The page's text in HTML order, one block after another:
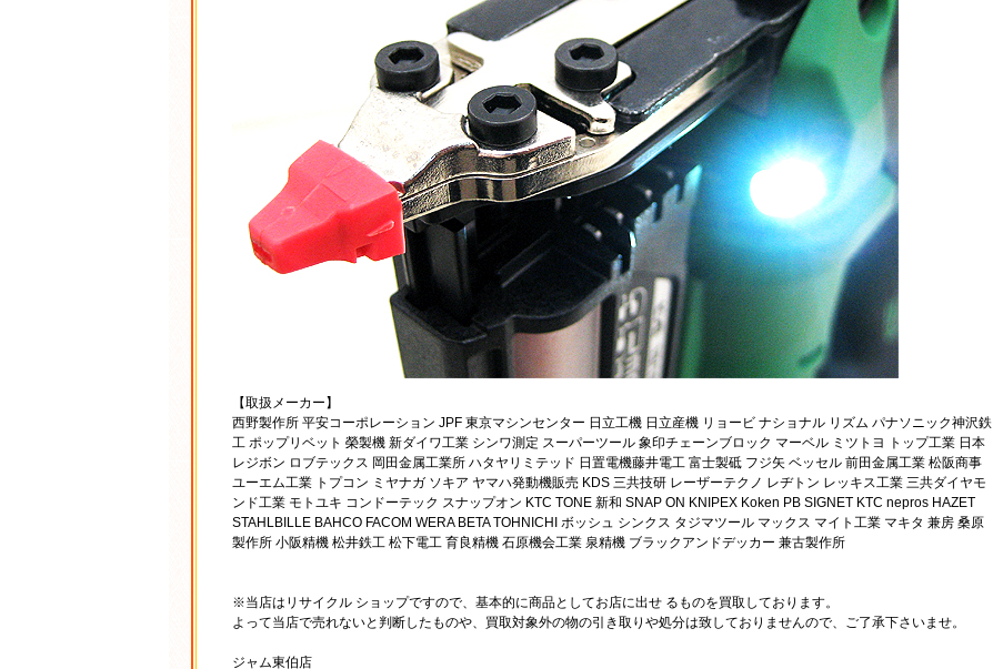
【取扱メーカー】
西野製作所 平安コーポレーション JPF 東京マシンセンター 日立工機 日立産機 リョービ ナショナル リズム パナソニック神沢鉄
工 ポップリベット 榮製機 新ダイワ工業 シンワ測定 スーパーツール 象印チェーンブロック マーベル ミツトヨ トップ工業 日本
レジボン ロブテックス 岡田金属工業所 ハタヤリミテッド 日置電機藤井電工 富士製砥 フジ矢 ベッセル 前田金属工業 松阪商事
ユーエム工業 トプコン ミヤナガ ソキア ヤマハ発動機販売 KDS 三共技研 レーザーテクノ レヂトン レッキス工業 三共ダイヤモ
ンド工業 モトユキ コンドーテック スナップオン KTC TONE 新和 SNAP ON KNIPEX Koken PB SIGNET KTC nepros HAZET
STAHLBILLE BAHCO FACOM WERA BETA TOHNICHI ボッシュ シンクス タジマツール マックス マイト工業 マキタ 兼房 桑原
製作所 小阪精機 松井鉄工 松下電工 育良精機 石原機会工業 泉精機 ブラックアンドデッカー 兼古製作所
※当店はリサイクル ショップですので、基本的に商品としてお店に出せ るものを買取しております。
よって当店で売れないと判断したものや、買取対象外の物の引き取りや処分は致しておりませんので、ご了承下さいませ。
ジャム東伯店